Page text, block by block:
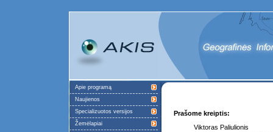
Apie programą
Naujienos
Specializuotos versijos
Žemėlapiai
Prašome kreiptis:
Viktoras Paliulionis